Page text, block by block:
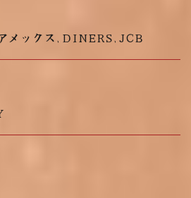
メックス､DINERS､JCB